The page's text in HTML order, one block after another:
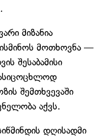
მიზანია
მოთხოვნა —
შესაბამისი
შემთხვევაში
აქვს.
დღისადმი